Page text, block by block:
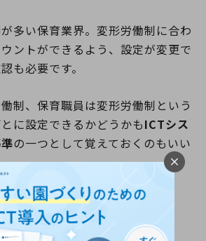
が多い保育業界。変形労働制に合わ
ントができるよう、設定が変更で
も必要です。
制、保育職員は変形労働制という
に設定できるかどうかもICTシス
の一つとして覚えておくのもいい
導入事例集はこちら